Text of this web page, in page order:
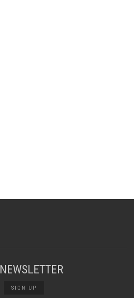
NEWSLETTER
SIGN UP